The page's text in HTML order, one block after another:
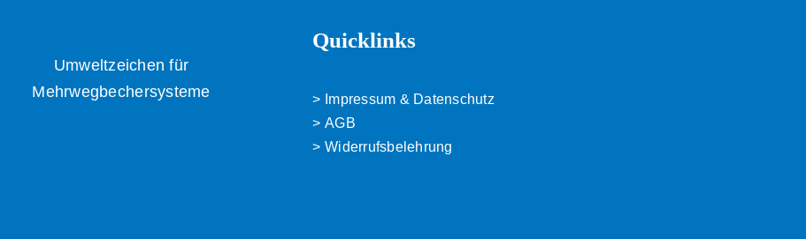
Umweltzeichen für
Mehrwegbechersysteme
Quicklinks
Impressum & Datenschutz
AGB
Widerrufsbelehrung